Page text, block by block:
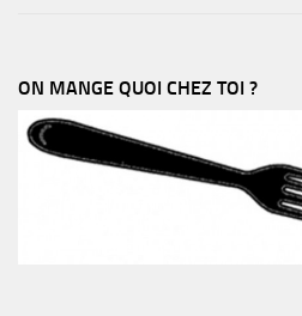
ON MANGE QUOI CHEZ TOI ?